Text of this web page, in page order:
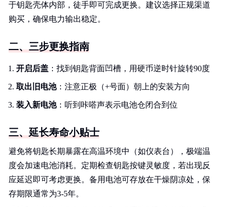
于钥匙壳体内部，徒手即可完成更换。建议选择正规渠道
购买，确保电力输出稳定。
二、三步更换指南
开启后盖 ：找到钥匙背面凹槽，用硬币逆时针旋转90度
取出旧电池：注意正极（+号面）朝上的安装方向
装入新电池：听到咔嗒声表示电池仓闭合到位
三、延长寿命小贴士
避免将钥匙长期暴露在高温环境中（如仪表台），极端温
度会加速电池消耗。定期检查钥匙按键灵敏度，若出现反
应延迟即可考虑更换。备用电池可存放在干燥阴凉处，保
存期限通常为3-5年。